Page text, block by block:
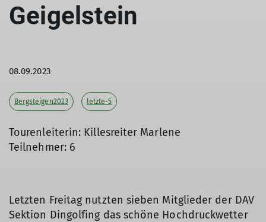
Geigelstein
08.09.2023
Bergsteigen2023 letzte-5
Tourenleiterin: Killesreiter Marlene
Teilnehmer: 6
Letzten Freitag nutzten sieben Mitglieder der DAV
Sektion Dingolfing das schöne Hochdruckwetter